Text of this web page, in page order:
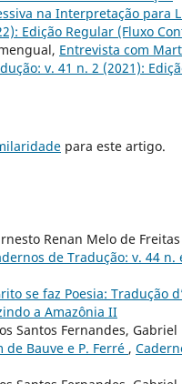
na Interpretação para
Edição Regular (Fluxo
Entrevista com
v. 41 n. 2 (2021):
para este artigo.
Renan Melo de
de Tradução: v. 44
se faz Poesia: Tradução
a Amazônia II
Santos Fernandes,
Bauve e P. Ferré ,